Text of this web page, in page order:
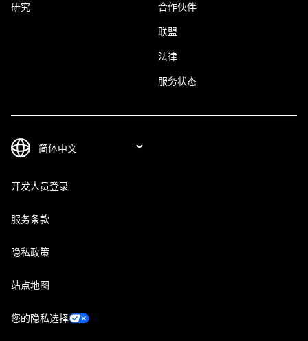
研究 合作伙伴
联盟
法律
服务状态
开发人员登录
服务条款
隐私政策
站点地图
您的隐私选择